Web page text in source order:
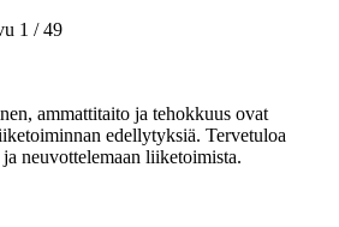
1 / 49
ammattitaito ja tehokkuus ovat
edellytyksiä. Tervetuloa
neuvottelemaan liiketoimista.